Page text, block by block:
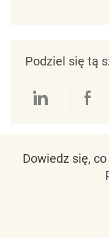
Podziel się tą
Dowiedz się,